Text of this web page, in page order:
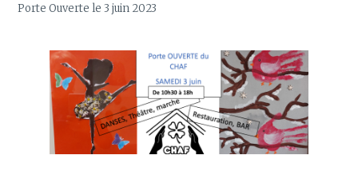
Porte Ouverte le 3 juin 2023